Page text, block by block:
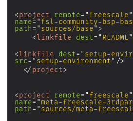
<project remote= " freescale"
name= " fsl-community-bsp-
path= " sources/base" >
<linkfile dest= " README"
<linkfile dest= " setup-
src= " setup-environment" />
</ project>
<project remote= " freescale"
name= "meta-freescale-
path= " sources/meta-